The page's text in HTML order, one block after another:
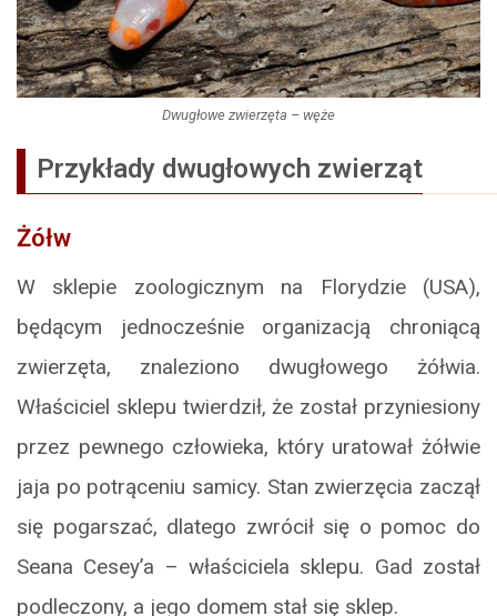
Dwugłowe zwierzęta – węże
Przykłady dwugłowych zwierząt
Żółw
W sklepie zoologicznym na Florydzie (USA),
będącym jednocześnie organizacją chroniącą
zwierzęta, znaleziono dwugłowego żółwia.
Właściciel sklepu twierdził, że został przyniesiony
przez pewnego człowieka, który uratował żółwie
jaja po potrąceniu samicy. Stan zwierzęcia zaczął
się pogarszać, dlatego zwrócił się o pomoc do
Seana Cesey’a – właściciela sklepu. Gad został
podleczony, a jego domem stał się sklep.